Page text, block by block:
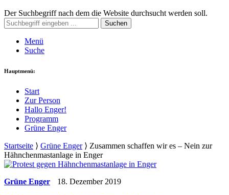
Der Suchbegriff nach dem die Website durchsucht werden soll.
Suchen
Menü
Suche
Hauptmenü:
Start
Zur Person
Hallo Enger!
Programm
Grüne Enger
Startseite ⟩ Grüne Enger ⟩ Zusammen schaffen wir es – Nein zur
Hähnchenmastanlage in Enger
Grüne Enger 18. Dezember 2019